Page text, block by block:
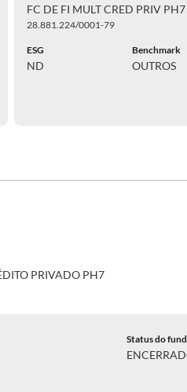
FC DE FI MULT CRED PRIV PH7
28.881.224/0001-79
ESG
ND
Benchmark
OUTROS
PRIVADO PH7
Status do